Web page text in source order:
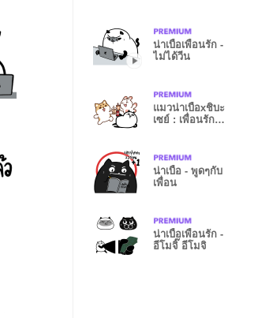
น่าเบื่อเพื่อนรัก -
ไม่ได้วีน
แมวน่าเบื่อxชิบะ
เซย์ : เพื่อนรัก
น่าเบื่อ - พูดๆกับ
เพื่อน
น่าเบื่อเพื่อนรัก -
อีโมจิ๊ อีโมจิ